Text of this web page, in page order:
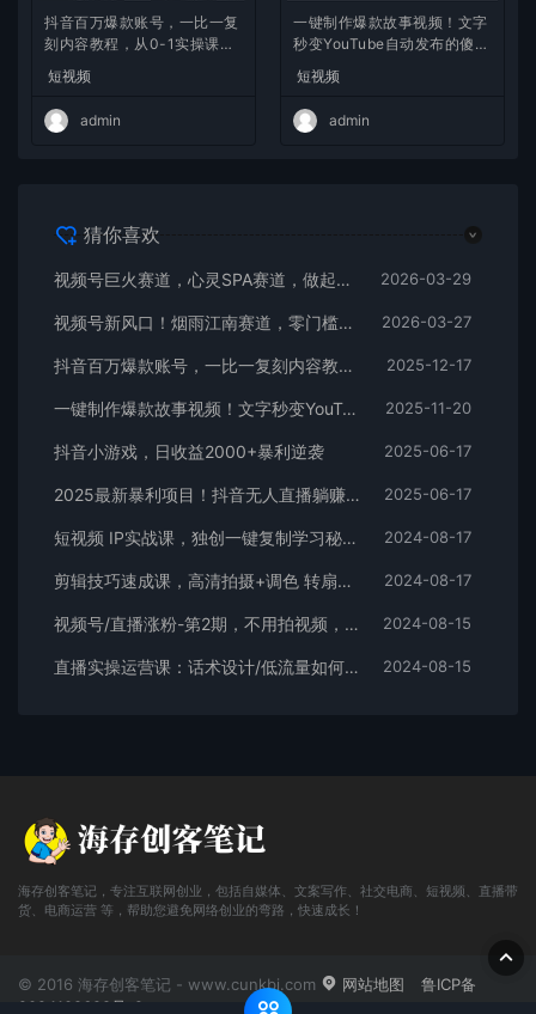
抖音百万爆款账号，一比一复
刻内容教程，从0-1实操课，
入10w+
短视频
admin
一键制作爆款故事视频！文字
秒变YouTube自动发布的傻瓜
短视频
admin
猜你喜欢
视频号巨火赛道，心灵SPA赛道，做起来超简单，每天收益800+ 2026-03-29
视频号新风口！烟雨江南赛道，零门槛日入 500+ 2026-03-27
抖音百万爆款账号，一比一复刻内容教程，从0-1实操课，小白也能学会，复制爆款，月入10w+ 2025-12-17
一键制作爆款故事视频！文字秒变YouTube自动发布的傻瓜式教程 2025-11-20
抖音小游戏，日收益2000+暴利逆袭 2025-06-17
2025最新暴利项目！抖音无人直播躺赚攻略！抖音无人直播3.0玩法！0门槛… 2025-06-17
短视频 IP实战课，独创一键复制学习秘籍，转战新领域，月赚五万轻松行 2024-08-17
剪辑技巧速成课，高清拍摄+调色 转扇子，建筑-抠图精通，新手秒变剪辑专家 2024-08-17
视频号/直播涨粉-第2期，不用拍视频，不用卖货，在直播间做菜，就可以搞钱 2024-08-15
直播实操运营课：话术设计/低流量如何提升/话术框架/全场燃爆/非常干货 2024-08-15
海存创客笔记，专注互联网创业，包括自媒体、文案写作、社交电商、短视频、直播带
货、电商运营 等，帮助您避免网络创业的弯路，快速成长！
© 2016 海存创客笔记 - www.cunkbj.com 网站地图
鲁ICP备
2024108698号-2